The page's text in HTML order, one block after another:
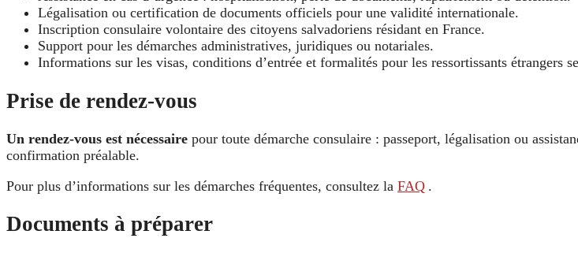
Légalisation ou certification de documents officiels pour une validité internationale.
Inscription consulaire volontaire des citoyens salvadoriens résidant en France.
Support pour les démarches administratives, juridiques ou notariales.
Informations sur les visas, conditions d’entrée et formalités pour les ressortissants étrangers
Prise de rendez-vous
Un rendez-vous est nécessaire pour toute démarche consulaire : passeport, légalisation ou
confirmation préalable.
Pour plus d’informations sur les démarches fréquentes, consultez la FAQ .
Documents à préparer